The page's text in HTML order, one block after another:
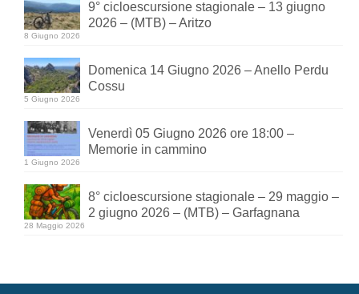
9° cicloescursione stagionale – 13 giugno
2026 – (MTB) – Aritzo
8 Giugno 2026
Domenica 14 Giugno 2026 – Anello Perdu
Cossu
5 Giugno 2026
Venerdì 05 Giugno 2026 ore 18:00 –
Memorie in cammino
1 Giugno 2026
8° cicloescursione stagionale – 29 maggio –
2 giugno 2026 – (MTB) – Garfagnana
28 Maggio 2026